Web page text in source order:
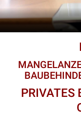
PRIVATES